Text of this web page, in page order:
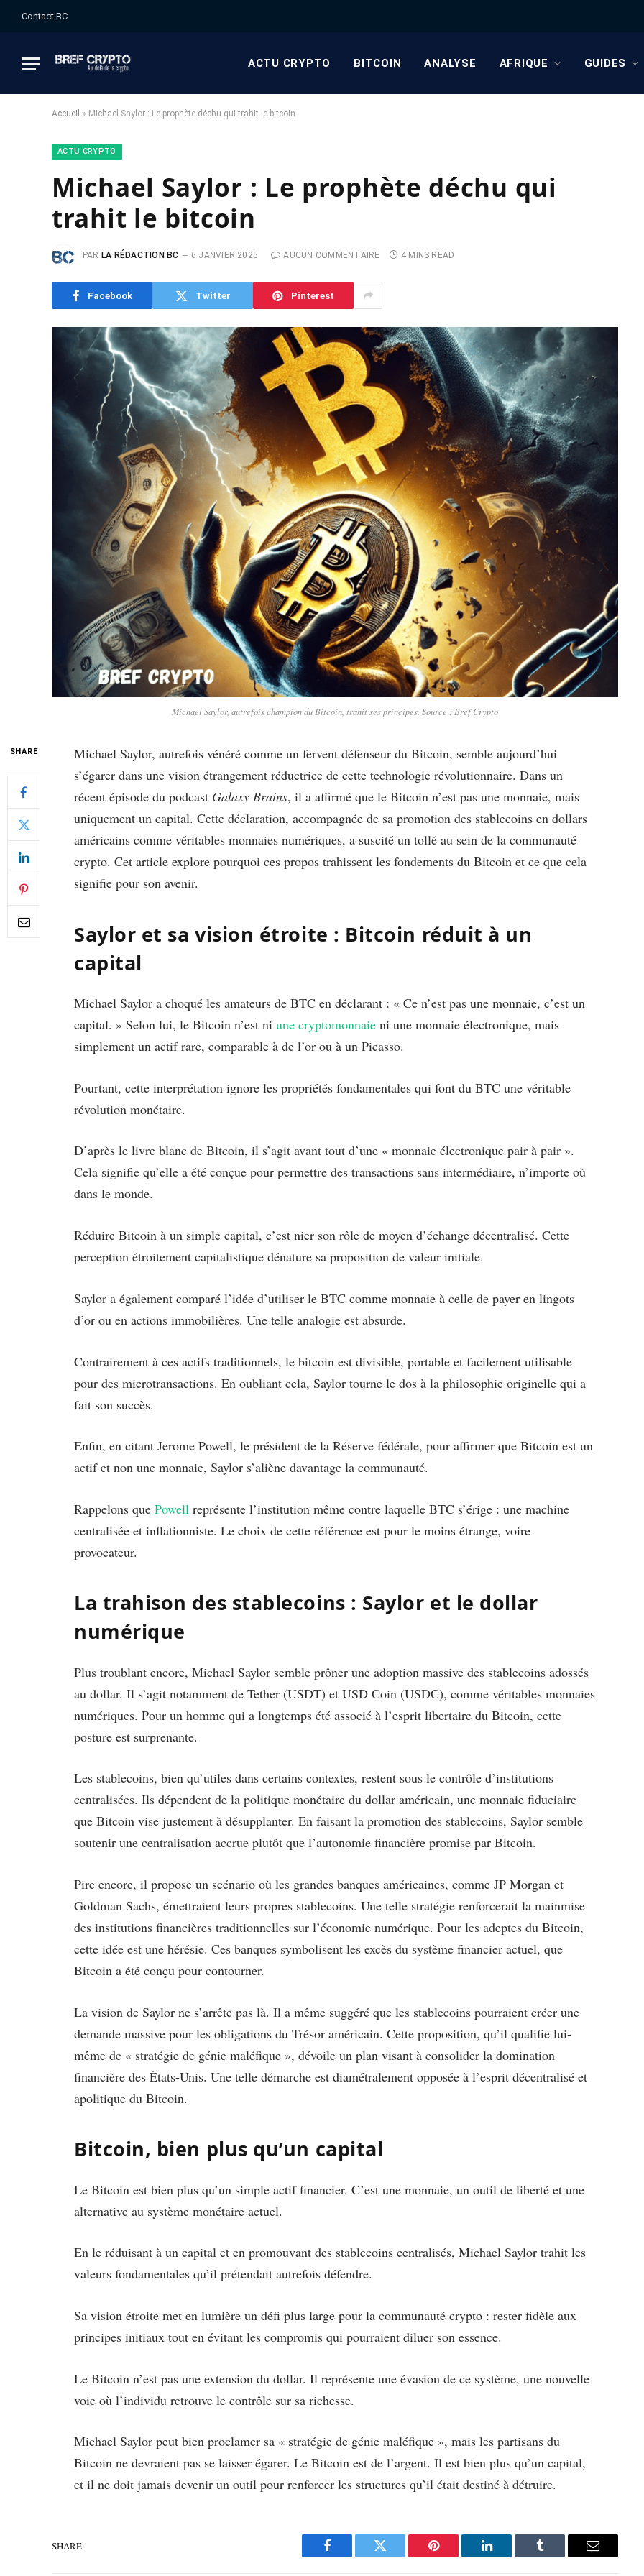
Contact BC
ACTU CRYPTO BITCOIN ANALYSE AFRIQUE GUIDES
Accueil » Michael Saylor : Le prophète déchu qui trahit le bitcoin
ACTU CRYPTO
Michael Saylor : Le prophète déchu qui
trahit le bitcoin
PAR LA RÉDACTION BC 6 JANVIER 2025 AUCUN COMMENTAIRE 4 MINS READ
Facebook Twitter Pinterest
Michael Saylor, autrefois champion du Bitcoin, trahit ses principes. Source : Bref Crypto
SHARE
Michael Saylor, autrefois vénéré comme un fervent défenseur du Bitcoin, semble aujourd’hui
s’égarer dans une vision étrangement réductrice de cette technologie révolutionnaire. Dans un
récent épisode du podcast Galaxy Brains, il a affirmé que le Bitcoin n’est pas une monnaie, mais
uniquement un capital. Cette déclaration, accompagnée de sa promotion des stablecoins en dollars
américains comme véritables monnaies numériques, a suscité un tollé au sein de la communauté
crypto. Cet article explore pourquoi ces propos trahissent les fondements du Bitcoin et ce que cela
signifie pour son avenir.
Saylor et sa vision étroite : Bitcoin réduit à un
capital
Michael Saylor a choqué les amateurs de BTC en déclarant : « Ce n’est pas une monnaie, c’est un
capital. » Selon lui, le Bitcoin n’est ni une cryptomonnaie ni une monnaie électronique, mais
simplement un actif rare, comparable à de l’or ou à un Picasso.
Pourtant, cette interprétation ignore les propriétés fondamentales qui font du BTC une véritable
révolution monétaire.
D’après le livre blanc de Bitcoin, il s’agit avant tout d’une « monnaie électronique pair à pair ».
Cela signifie qu’elle a été conçue pour permettre des transactions sans intermédiaire, n’importe où
dans le monde.
Réduire Bitcoin à un simple capital, c’est nier son rôle de moyen d’échange décentralisé. Cette
perception étroitement capitalistique dénature sa proposition de valeur initiale.
Saylor a également comparé l’idée d’utiliser le BTC comme monnaie à celle de payer en lingots
d’or ou en actions immobilières. Une telle analogie est absurde.
Contrairement à ces actifs traditionnels, le bitcoin est divisible, portable et facilement utilisable
pour des microtransactions. En oubliant cela, Saylor tourne le dos à la philosophie originelle qui a
fait son succès.
Enfin, en citant Jerome Powell, le président de la Réserve fédérale, pour affirmer que Bitcoin est un
actif et non une monnaie, Saylor s’aliène davantage la communauté.
Rappelons que Powell représente l’institution même contre laquelle BTC s’érige : une machine
centralisée et inflationniste. Le choix de cette référence est pour le moins étrange, voire
provocateur.
La trahison des stablecoins : Saylor et le dollar
numérique
Plus troublant encore, Michael Saylor semble prôner une adoption massive des stablecoins adossés
au dollar. Il s’agit notamment de Tether (USDT) et USD Coin (USDC), comme véritables monnaies
numériques. Pour un homme qui a longtemps été associé à l’esprit libertaire du Bitcoin, cette
posture est surprenante.
Les stablecoins, bien qu’utiles dans certains contextes, restent sous le contrôle d’institutions
centralisées. Ils dépendent de la politique monétaire du dollar américain, une monnaie fiduciaire
que Bitcoin vise justement à désupplanter. En faisant la promotion des stablecoins, Saylor semble
soutenir une centralisation accrue plutôt que l’autonomie financière promise par Bitcoin.
Pire encore, il propose un scénario où les grandes banques américaines, comme JP Morgan et
Goldman Sachs, émettraient leurs propres stablecoins. Une telle stratégie renforcerait la mainmise
des institutions financières traditionnelles sur l’économie numérique. Pour les adeptes du Bitcoin,
cette idée est une hérésie. Ces banques symbolisent les excès du système financier actuel, que
Bitcoin a été conçu pour contourner.
La vision de Saylor ne s’arrête pas là. Il a même suggéré que les stablecoins pourraient créer une
demande massive pour les obligations du Trésor américain. Cette proposition, qu’il qualifie lui-
même de « stratégie de génie maléfique », dévoile un plan visant à consolider la domination
financière des États-Unis. Une telle démarche est diamétralement opposée à l’esprit décentralisé et
apolitique du Bitcoin.
Bitcoin, bien plus qu’un capital
Le Bitcoin est bien plus qu’un simple actif financier. C’est une monnaie, un outil de liberté et une
alternative au système monétaire actuel.
En le réduisant à un capital et en promouvant des stablecoins centralisés, Michael Saylor trahit les
valeurs fondamentales qu’il prétendait autrefois défendre.
Sa vision étroite met en lumière un défi plus large pour la communauté crypto : rester fidèle aux
principes initiaux tout en évitant les compromis qui pourraient diluer son essence.
Le Bitcoin n’est pas une extension du dollar. Il représente une évasion de ce système, une nouvelle
voie où l’individu retrouve le contrôle sur sa richesse.
Michael Saylor peut bien proclamer sa « stratégie de génie maléfique », mais les partisans du
Bitcoin ne devraient pas se laisser égarer. Le Bitcoin est de l’argent. Il est bien plus qu’un capital,
et il ne doit jamais devenir un outil pour renforcer les structures qu’il était destiné à détruire.
SHARE.
Facebook Twitter Pinterest LinkedIn Tumblr Email